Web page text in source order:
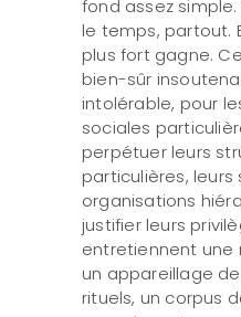
fond assez
le temps, partout.
plus fort gagne.
bien-sûr
intolérable, pour
sociales
perpétuer leurs
particulières,
organisations
justifier leurs
entretiennent une
un appareillage
rituels, un corpus